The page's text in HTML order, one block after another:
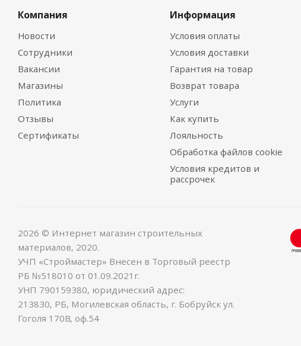
Компания
Новости
Сотрудники
Вакансии
Магазины
Политика
Отзывы
Сертификаты
Информация
Условия оплаты
Условия доставки
Гарантия на товар
Возврат товара
Услуги
Как купить
Лояльность
Обработка файлов cookie
Условия кредитов и
рассрочек
2026 © Интернет магазин строительных
материалов, 2020.
УЧП «Строймастер» Внесен в Торговый реестр
РБ №518010 от 01.09.2021г.
УНП 790159380, юридический адрес:
213830, РБ, Могилевская область, г. Бобруйск ул.
Гоголя 170В, оф.54